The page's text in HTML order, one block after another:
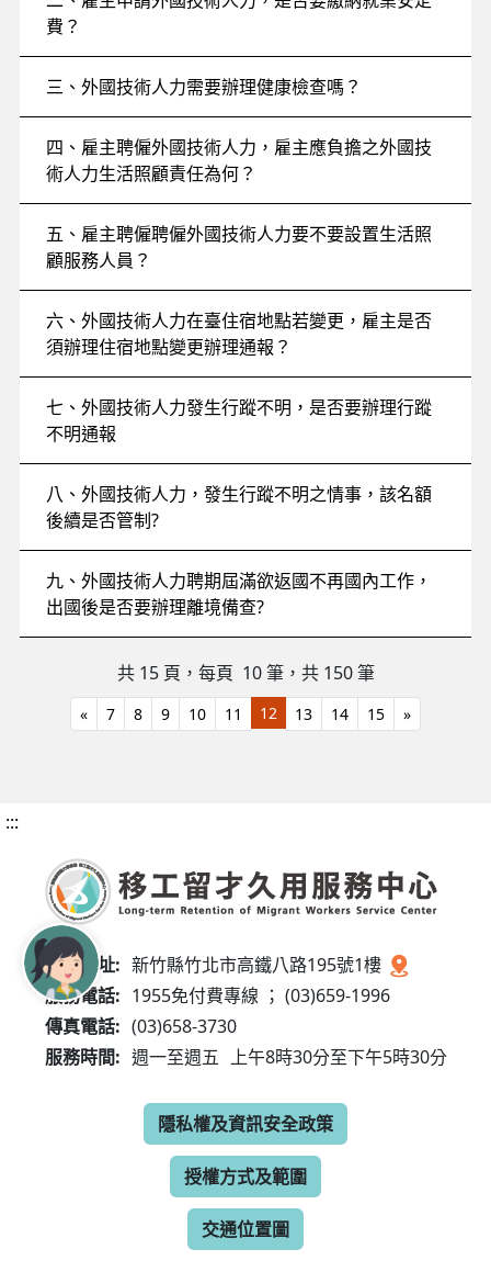
費？
三、外國技術人力需要辦理健康檢查嗎？
四、雇主聘僱外國技術人力，雇主應負擔之外國技
術人力生活照顧責任為何？
五、雇主聘僱聘僱外國技術人力要不要設置生活照
顧服務人員？
六、外國技術人力在臺住宿地點若變更，雇主是否
須辦理住宿地點變更辦理通報？
七、外國技術人力發生行蹤不明，是否要辦理行蹤
不明通報
八、外國技術人力，發生行蹤不明之情事，該名額
後續是否管制?
九、外國技術人力聘期屆滿欲返國不再國內工作，
出國後是否要辦理離境備查?
共 15 頁，每頁 10筆，共 150 筆
« 7 8 9 10 11 12 13 14 15 »
:::
服務地址: 新竹縣竹北市高鐵八路195號1樓
服務電話: 1955免付費專線 ； (03)659-1996
傳真電話: (03)658-3730
服務時間: 週一至週五 上午8時30分至下午5時30分
隱私權及資訊安全政策
授權方式及範圍
交通位置圖